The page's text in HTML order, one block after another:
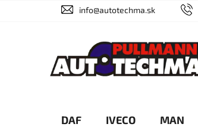
info@autotechma.sk
DAF IVECO MAN